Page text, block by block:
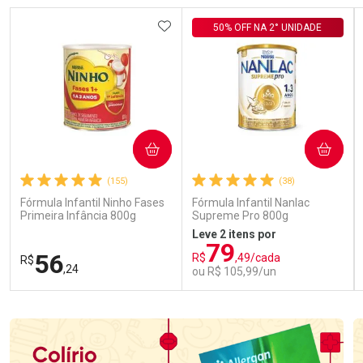
(155)
Fórmula Infantil Ninho Fases
Primeira Infância 800g
R$56,24
ADICIONAR AOS FAVORITOS
COMPRAR
(38)
Fórmula Infantil Nanlac
Supreme Pro 800g
50% OFF NA 2° UNIDADE
Leve 2 itens por
R$79,49/cada
ou R$ 105,99/un
COMPRAR
Laboratório
Por Menos